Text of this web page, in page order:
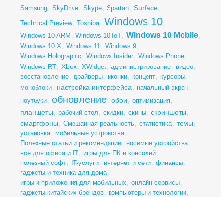
Samsung, SkyDrive, Skype, Spartan, Surface,
Technical Preview, Toshiba, Windows 10,
Windows 10 ARM , Windows 10 IoT, Windows 10 Mobile,
Windows 10 X, Windows 11, Windows 9,
Windows Holographic , Windows Insider, Windows Phone,
Windows RT, Xbox, XWidget, администрирование, видео,
восстановление, драйверы, иконки, концепт, курсоры,
моноблоки, настройка интерфейса, начальный экран,
ноутбуки, обновление, обои , оптимизация,
планшеты , рабочий стол , скидки, скины, скриншоты ,
смартфоны , Смешанная реальность, статистика, темы ,
установка, мобильные устройства,
Полезные статьи и рекомендации, носимые устройства,
всё для офиса и IT, игры для ПК и консолей,
полезный софт, IT-услуги, интернет и сети, финансы,
гаджеты и техника для дома,
игры и приложения для мобильных , онлайн-сервисы,
гаджеты китайских брендов, компьютеры и технологии,